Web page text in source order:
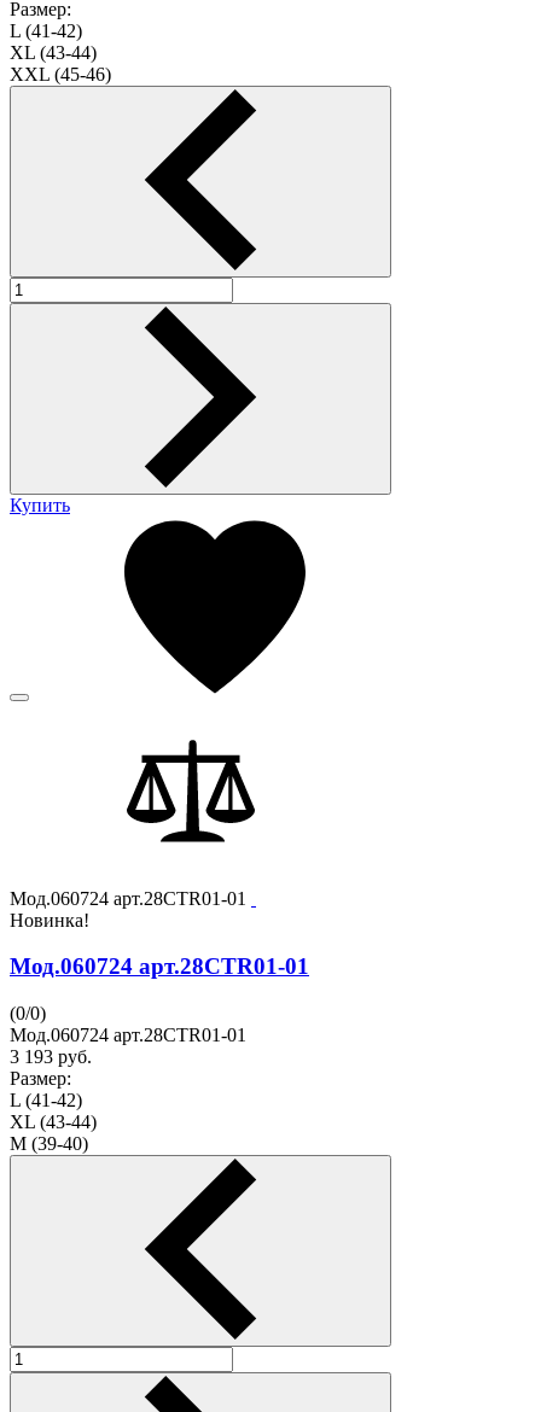
Размер:
L (41-42)
XL (43-44)
XXL (45-46)
Купить
Мод.060724 арт.28CTR01-01
Новинка!
Мод.060724 арт.28CTR01-01
(0/0)
Мод.060724 арт.28CTR01-01
3 193 руб.
Размер:
L (41-42)
XL (43-44)
M (39-40)